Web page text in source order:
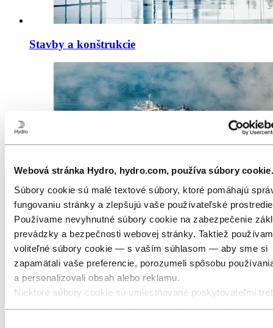
Webová stránka Hydro, hydro.com, používa súbory cookie.
Súbory cookie sú malé textové súbory, ktoré pomáhajú
fungovaniu stránky a zlepšujú vaše používateľské
Používame nevyhnutné súbory cookie na zabezpečenie
prevádzky a bezpečnosti webovej stránky. Taktiež
voliteľné súbory cookie — s vaším súhlasom — aby sme si
zapamätali vaše preferencie, porozumeli spôsobu
a personalizovali obsah alebo reklamu.
Niektoré súbory cookie sú umiestňované poskytovateľmi
Stavby a konštrukcie
Morský a námorný priemysel